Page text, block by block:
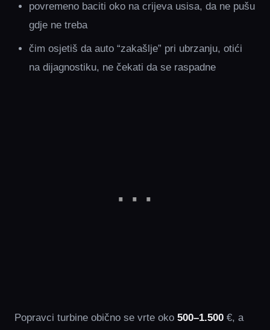
povremeno baciti oko na crijeva usisa, da ne pušu
gdje ne treba
čim osjetiš da auto “zakašlje” pri ubrzanju, otići
na dijagnostiku, ne čekati da se raspadne
Popravci turbine obično se vrte oko 500–1.500 €, a